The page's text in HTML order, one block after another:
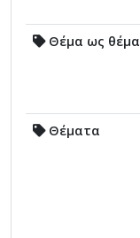
Θέμα ως θέμα
Θέματα